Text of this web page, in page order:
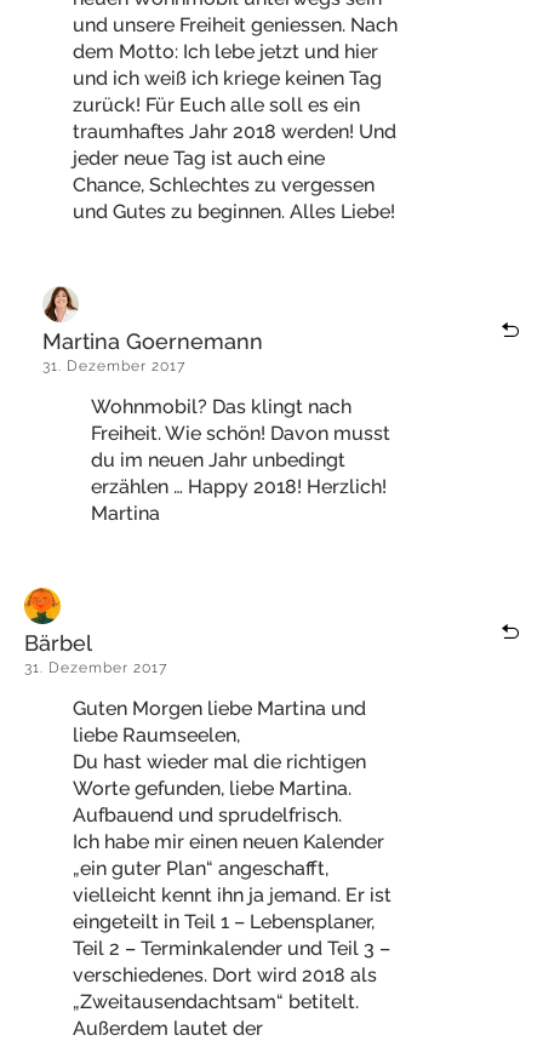
und unsere Freiheit geniessen. Nach
dem Motto: Ich lebe jetzt und hier
und ich weiß ich kriege keinen Tag
zurück! Für Euch alle soll es ein
traumhaftes Jahr 2018 werden! Und
jeder neue Tag ist auch eine
Chance, Schlechtes zu vergessen
und Gutes zu beginnen. Alles Liebe!
Martina Goernemann
31. Dezember 2017
Wohnmobil? Das klingt nach
Freiheit. Wie schön! Davon musst
du im neuen Jahr unbedingt
erzählen … Happy 2018! Herzlich!
Martina
Bärbel
31. Dezember 2017
Guten Morgen liebe Martina und
liebe Raumseelen,
Du hast wieder mal die richtigen
Worte gefunden, liebe Martina.
Aufbauend und sprudelfrisch.
Ich habe mir einen neuen Kalender
„ein guter Plan“ angeschafft,
vielleicht kennt ihn ja jemand. Er ist
eingeteilt in Teil 1 – Lebensplaner,
Teil 2 – Terminkalender und Teil 3 –
verschiedenes. Dort wird 2018 als
„Zweitausendachtsam“ betitelt.
Außerdem lautet der